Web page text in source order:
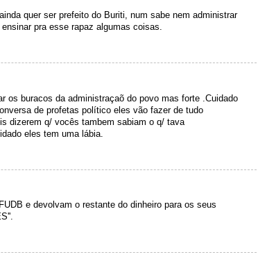
quer ser prefeito do Buriti, num sabe nem administrar
pra esse rapaz algumas coisas.
os buracos da administraçaõ do povo mas forte .Cuidado
de profetas político eles vão fazer de tudo
dizerem q/ vocês tambem sabiam o q/ tava
eles tem uma lábia.
e devolvam o restante do dinheiro para os seus